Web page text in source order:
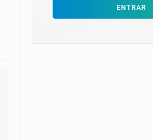
ENTRAR